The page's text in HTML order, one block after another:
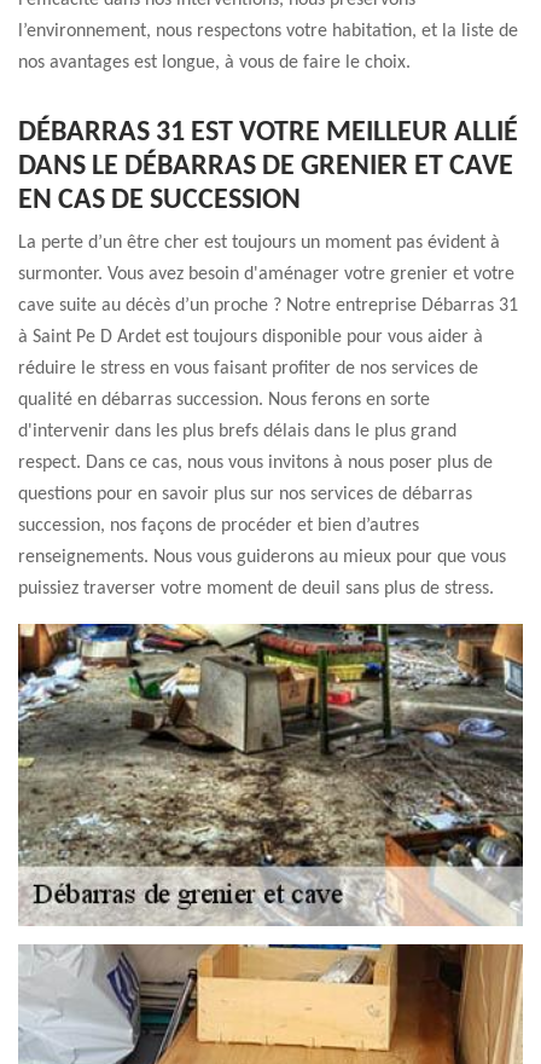
l’environnement, nous respectons votre habitation, et la liste de
nos avantages est longue, à vous de faire le choix.
DÉBARRAS 31 EST VOTRE MEILLEUR ALLIÉ
DANS LE DÉBARRAS DE GRENIER ET CAVE
EN CAS DE SUCCESSION
La perte d’un être cher est toujours un moment pas évident à
surmonter. Vous avez besoin d'aménager votre grenier et votre
cave suite au décès d’un proche ? Notre entreprise Débarras 31
à Saint Pe D Ardet est toujours disponible pour vous aider à
réduire le stress en vous faisant profiter de nos services de
qualité en débarras succession. Nous ferons en sorte
d'intervenir dans les plus brefs délais dans le plus grand
respect. Dans ce cas, nous vous invitons à nous poser plus de
questions pour en savoir plus sur nos services de débarras
succession, nos façons de procéder et bien d’autres
renseignements. Nous vous guiderons au mieux pour que vous
puissiez traverser votre moment de deuil sans plus de stress.